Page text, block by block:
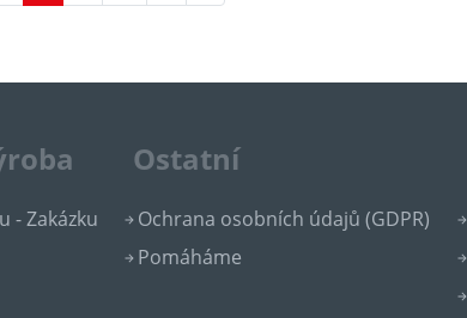
- Zakázku
Ostatní
Ochrana osobních údajů (GDPR)
Pomáháme